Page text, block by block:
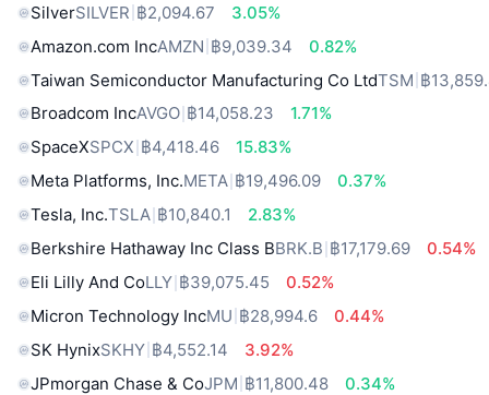
SilverSILVER ฿2,094.67
3.05%
Amazon.com IncAMZN ฿9,039.34
0.82%
Taiwan Semiconductor Manufacturing Co LtdTSM ฿
Broadcom IncAVGO ฿14,058.23
1.71%
SpaceXSPCX ฿4,418.46
15.83%
Meta Platforms, Inc.META ฿19,496.09
0.37%
Tesla, Inc.TSLA ฿10,840.1
2.83%
Berkshire Hathaway Inc Class BBRK.B ฿17,179.69
0.54%
Eli Lilly And CoLLY ฿39,075.45
0.52%
Micron Technology IncMU ฿28,994.6
0.44%
SK HynixSKHY ฿4,552.14
3.92%
JPmorgan Chase & CoJPM ฿11,800.48
0.34%